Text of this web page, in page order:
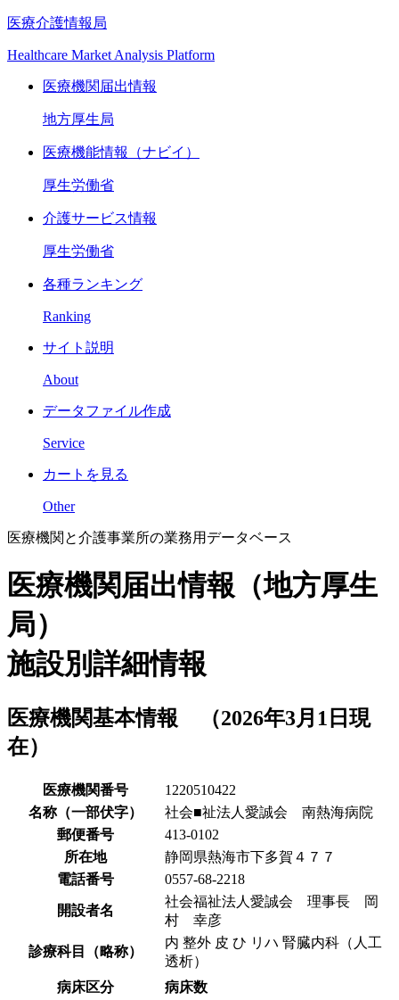
医療介護情報局
Healthcare Market Analysis Platform
医療機関届出情報
地方厚生局
医療機能情報（ナビイ）
厚生労働省
介護サービス情報
厚生労働省
各種ランキング
Ranking
サイト説明
About
データファイル作成
Service
カートを見る
Other
医療機関と介護事業所の業務用データベース
医療機関届出情報（地方厚生
局）
施設別詳細情報
医療機関基本情報 （2026年3月1日現
在）
医療機関番号
1220510422
名称（一部伏字）
社会■祉法人愛誠会 南熱海病院
郵便番号
413-0102
所在地
静岡県熱海市下多賀４７７
電話番号
0557-68-2218
開設者名
社会福祉法人愛誠会 理事長 岡
村 幸彦
診療科目（略称）
内 整外 皮 ひ リハ 腎臓内科（人工
透析）
病床区分
病床数